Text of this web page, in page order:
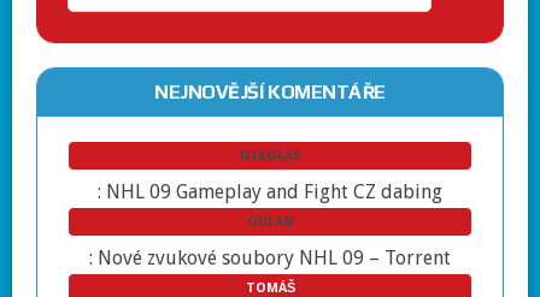
NEJNOVĚJŠÍ KOMENTÁŘE
NIKOLAS
: NHL 09 Gameplay and Fight CZ dabing
GULAN
: Nové zvukové soubory NHL 09 – Torrent
TOMÁŠ